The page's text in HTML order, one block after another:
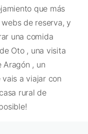
que más
de reserva, y
una comida
Oto , una visita
Aragón , un
a viajar con
rural de